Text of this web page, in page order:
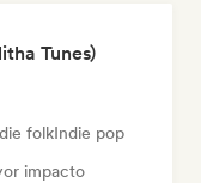
Tunes)
folkIndie pop
impacto